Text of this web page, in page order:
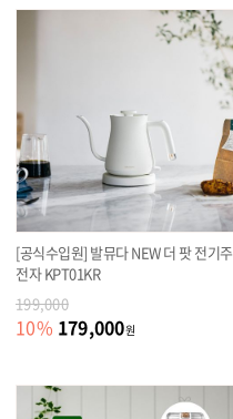
[공식수입원] 발뮤다 NEW 더 팟 전기주
전자 KPT01KR
199,000
10% 179,000원